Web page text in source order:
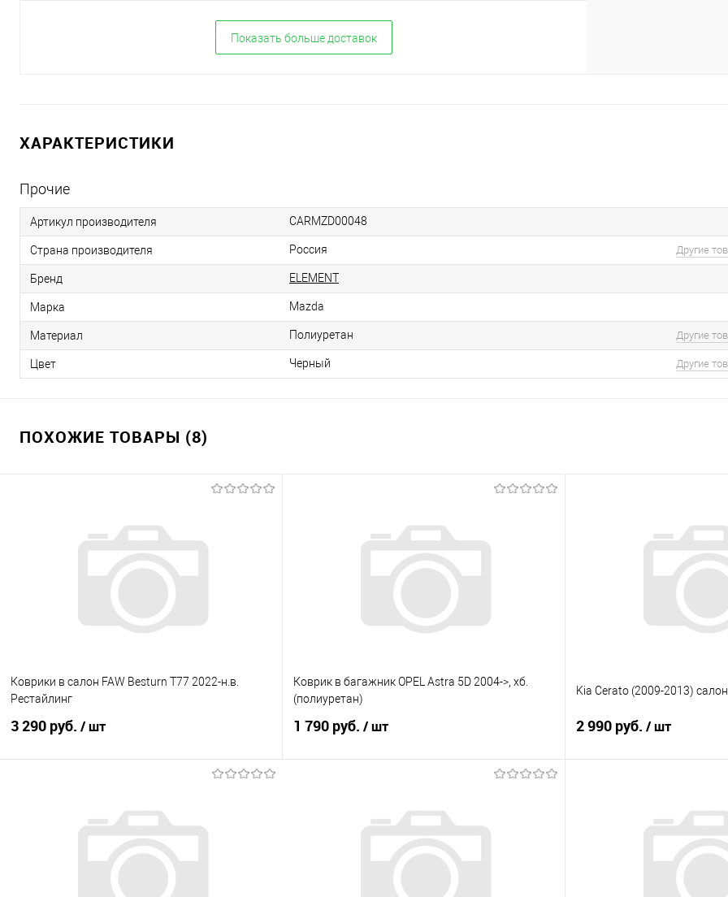
Показать больше доставок
ХАРАКТЕРИСТИКИ
Прочие
Артикул производителя CARMZD00048
Страна производителя Россия Другие
Бренд ELEMENT
Марка Mazda
Материал Полиуретан Другие
Цвет Черный Другие
ПОХОЖИЕ ТОВАРЫ (8)
Коврики в салон FAW Besturn T77 2022-н.в.
Рестайлинг
3 290 руб. / шт
Купить в 1 клик
Сравнение
Под заказ
Коврик в багажник OPEL Astra 5D 2004->, хб.
(полиуретан)
1 790 руб. / шт
Купить в 1 клик
Сравнение
Под заказ
Kia Cerato (2009-2013) салон
2 990 руб. / шт
Купить в 1 клик